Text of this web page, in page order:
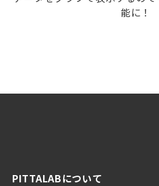
能に！
PITTALABについて